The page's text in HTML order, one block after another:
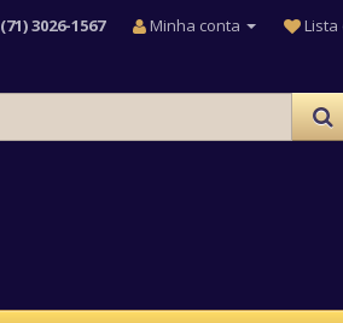
(71) 3026-1567 Minha conta Lista